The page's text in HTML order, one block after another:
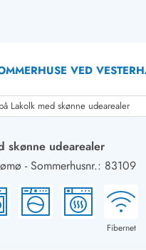
VED
med hund
Sommerhuse med
Sommerhuse med
Sommerhuse med
Lakolk med skønne udearealer
skønne udearealer
-Sommerhusnr.: 83109
Fibernet